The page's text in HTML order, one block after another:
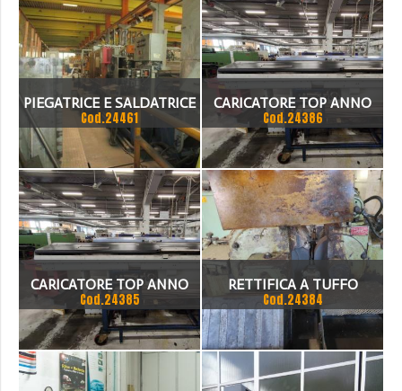
PIEGATRICE E SALDATRICE
A ONDA
Cod.24461
CARICATORE TOP ANNO
2007
Cod.24386
CARICATORE TOP ANNO
2013
Cod.24385
RETTIFICA A TUFFO
MONZESI
Cod.24384